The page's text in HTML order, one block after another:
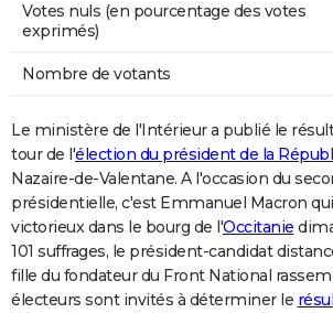
Votes nuls (en pourcentage des votes
exprimés)
Nombre de votants
Le ministère de l'Intérieur a publié le
tour de l'élection du président de la
Nazaire-de-Valentane. A l'occasion du
présidentielle, c'est Emmanuel Macron
victorieux dans le bourg de l'Occitanie
101 suffrages, le président-candidat
fille du fondateur du Front National
électeurs sont invités à déterminer le